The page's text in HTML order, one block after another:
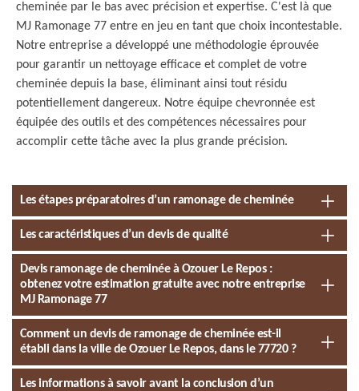
cheminée par le bas avec précision et expertise. C'est là que
MJ Ramonage 77 entre en jeu en tant que choix incontestable.
Notre entreprise a développé une méthodologie éprouvée
pour garantir un nettoyage efficace et complet de votre
cheminée depuis la base, éliminant ainsi tout résidu
potentiellement dangereux. Notre équipe chevronnée est
équipée des outils et des compétences nécessaires pour
accomplir cette tâche avec la plus grande précision.
Les étapes préparatoires d’un ramonage de cheminée
Les caractéristiques d’un devis de qualité
Devis ramonage de cheminée à Ozouer Le Repos :
obtenez votre estimation gratuite avec notre entreprise
MJ Ramonage 77
Comment un devis de ramonage de cheminée est-il
établi dans la ville de Ozouer Le Repos, dans le 77720 ?
Les informations à savoir avant la conclusion d’un